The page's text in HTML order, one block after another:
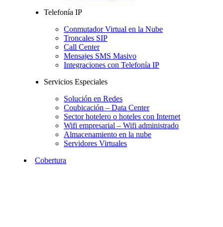
Telefonía IP
Conmutador Virtual en la Nube
Troncales SIP
Call Center
Mensajes SMS Masivo
Integraciones con Telefonía IP
Servicios Especiales
Solución en Redes
Coubicación – Data Center
Sector hotelero o hoteles con Internet
Wifi empresarial – Wifi administrado
Almacenamiento en la nube
Servidores Virtuales
Cobertura